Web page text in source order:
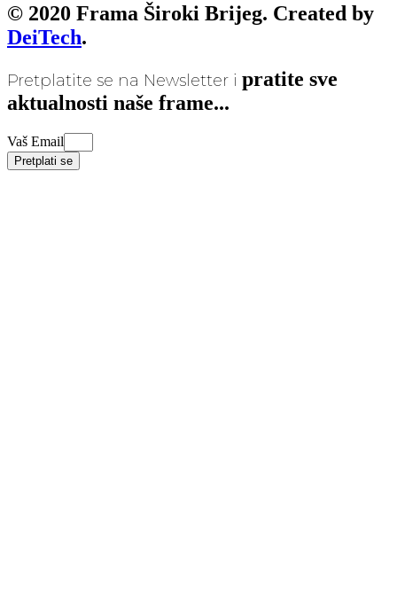
© 2020 Frama Široki Brijeg. Created by
DeiTech.
Pretplatite se na Newsletter i pratite sve
aktualnosti naše frame...
Vaš Email
Pretplati se